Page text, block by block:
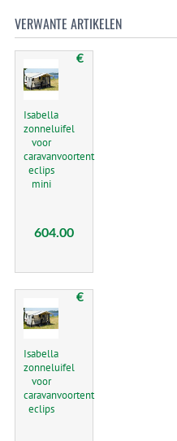
VERWANTE ARTIKELEN
Isabella
zonneluifel
voor
caravanvoortent
eclips
mini
€
604.00
Isabella
zonneluifel
voor
caravanvoortent
eclips
€